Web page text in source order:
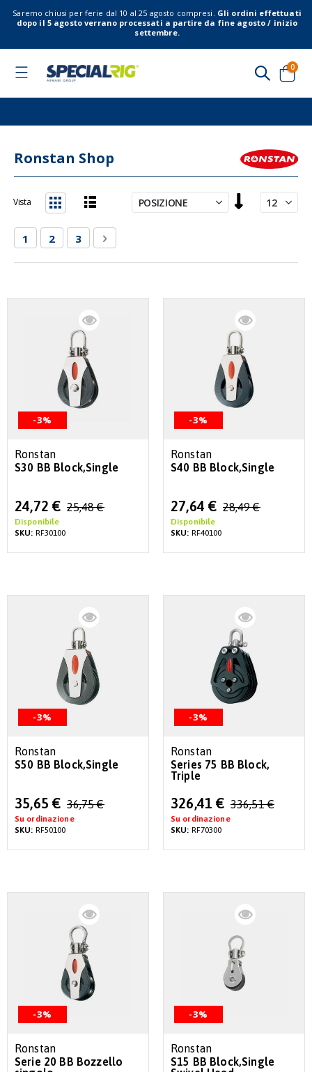
Saremo chiusi per ferie dal 10 al 25 agosto compresi. Gli ordini effettuati
dopo il 5 agosto verrano processati a partire da fine agosto / inizio
settembre.
Toggle
Cart
0
Ronstan Shop
la
Pagina
Attualmente stai leggendo la pagina
1 Pagina
2 Pagina
3 Pagina
Successivo
Vista
-3%
Ronstan
S30 BB Block,Single
Special
Price
24,72 € 25,48 €
Disponibile
SKU: RF30100
-3%
Ronstan
S40 BB Block,Single
Special
Price
27,64 € 28,49 €
Disponibile
SKU: RF40100
-3%
Ronstan
S50 BB Block,Single
Special
Price
35,65 € 36,75 €
Su ordinazione
SKU: RF50100
-3%
Ronstan
Series 75 BB Block,
Triple
Special
Price
326,41 € 336,51 €
Su ordinazione
SKU: RF70300
-3%
Ronstan
Serie 20 BB Bozzello
-3%
Ronstan
S15 BB Block,Single